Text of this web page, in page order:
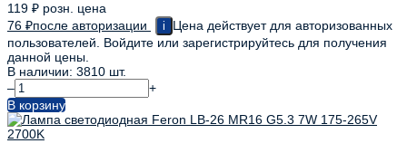
119 ₽ розн. цена
76 ₽после авторизации i
Цена действует для авторизованных
пользователей. Войдите или зарегистрируйтесь для получения
данной цены.
В наличии: 3810 шт.
–
+
В корзину